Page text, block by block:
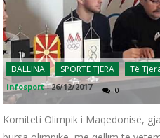
BALLINA SPORTE TJERA Të
infosport -26/12/2017 0
Komiteti Olimpik i Maqedonisë,